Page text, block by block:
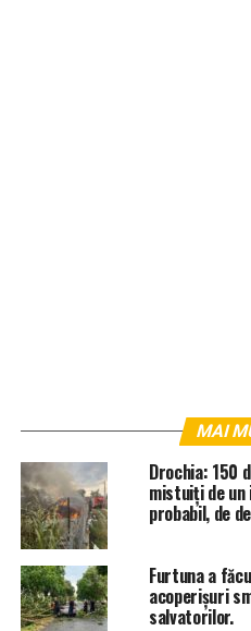
MAI
Drochia: 150
mistuiți de un
probabil, de
Furtuna a
acoperișuri
salvatorilor.